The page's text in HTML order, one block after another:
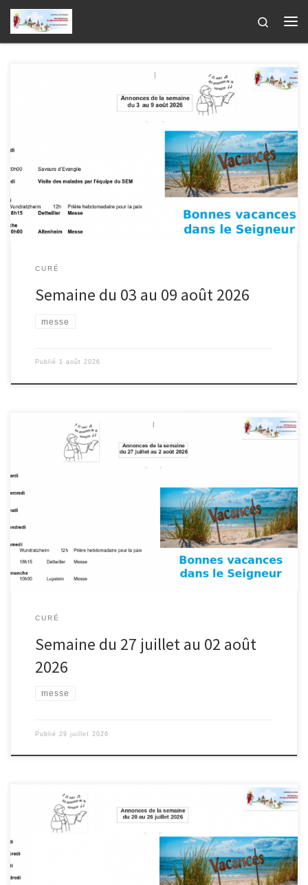
Passer au contenu
Search
CURÉ
Semaine du 03 au 09 août 2026
messe
Publié 1 août 2026
CURÉ
Semaine du 27 juillet au 02 août
2026
messe
Publié 29 juillet 2026